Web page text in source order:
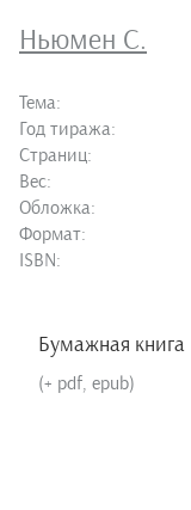
Ньюмен С.
Тема:
Год тиража:
Страниц:
Вес:
Обложка:
Формат:
ISBN:
Бумажная книга
(+ pdf, epub)